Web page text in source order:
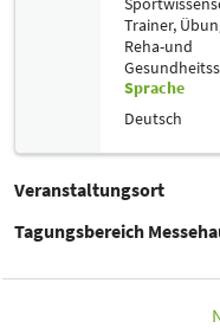
Trainer,
Reha-und
Sprache
Deutsch
Veranstaltungsort
Tagungsbereich